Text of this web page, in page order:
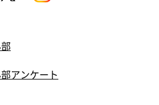
アンケート